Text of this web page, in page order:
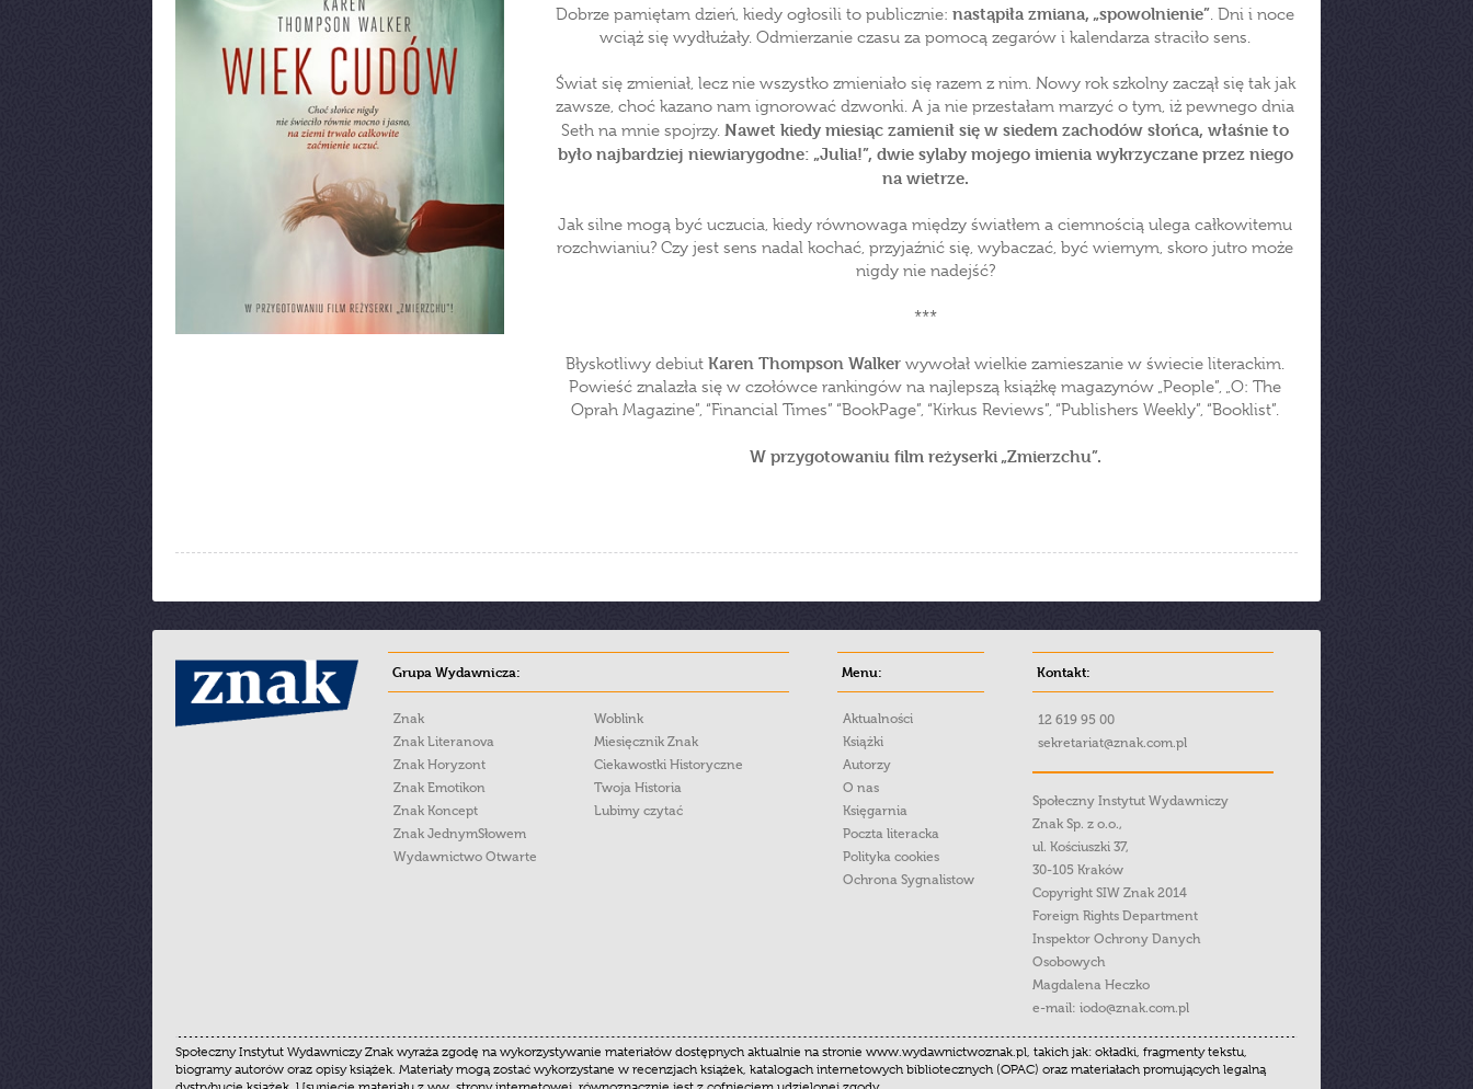
Dobrze pamiętam dzień, kiedy ogłosili to publicznie: nastąpiła zmiana, „spowolnienie”. Dni i noce
wciąż się wydłużały. Odmierzanie czasu za pomocą zegarów i kalendarza straciło sens.
Świat się zmieniał, lecz nie wszystko zmieniało się razem z nim. Nowy rok szkolny zaczął się tak jak
zawsze, choć kazano nam ignorować dzwonki. A ja nie przestałam marzyć o tym, iż pewnego dnia
Seth na mnie spojrzy. Nawet kiedy miesiąc zamienił się w siedem zachodów słońca, właśnie to
było najbardziej niewiarygodne: „Julia!”, dwie sylaby mojego imienia wykrzyczane przez niego
na wietrze.
Jak silne mogą być uczucia, kiedy równowaga między światłem a ciemnością ulega całkowitemu
rozchwianiu? Czy jest sens nadal kochać, przyjaźnić się, wybaczać, być wiernym, skoro jutro może
nigdy nie nadejść?
***
Błyskotliwy debiut Karen Thompson Walker wywołał wielkie zamieszanie w świecie literackim.
Powieść znalazła się w czołówce rankingów na najlepszą książkę magazynów „People”, „O: The
Oprah Magazine”, “Financial Times” “BookPage”, “Kirkus Reviews”, “Publishers Weekly”, “Booklist”.
W przygotowaniu film reżyserki „Zmierzchu”.
Grupa Wydawnicza:
Znak
Znak Literanova
Znak Horyzont
Znak Emotikon
Znak Koncept
Znak JednymSłowem
Wydawnictwo Otwarte
Woblink
Miesięcznik Znak
Ciekawostki Historyczne
Twoja Historia
Lubimy czytać
Menu:
Aktualności
Książki
Autorzy
O nas
Księgarnia
Poczta literacka
Polityka cookies
Ochrona Sygnalistow
Kontakt:
12 619 95 00
sekretariat@znak.com.pl
Społeczny Instytut Wydawniczy
Znak Sp. z o.o.,
ul. Kościuszki 37,
30-105 Kraków
Copyright SIW Znak 2014
Foreign Rights Department
Inspektor Ochrony Danych
Osobowych
Magdalena Heczko
e-mail: iodo@znak.com.pl
Społeczny Instytut Wydawniczy Znak wyraża zgodę na wykorzystywanie materiałów dostępnych aktualnie na stronie www.wydawnictwoznak.pl, takich jak: okładki, fragmenty tekstu,
biogramy autorów oraz opisy książek. Materiały mogą zostać wykorzystane w recenzjach książek, katalogach internetowych bibliotecznych (OPAC) oraz materiałach promujących legalną